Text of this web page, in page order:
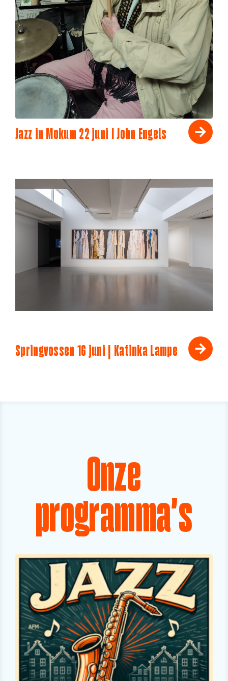
Jazz in Mokum 22 juni I John Engels
Springvossen 16 juni | Katinka Lampe
Onze
programma's